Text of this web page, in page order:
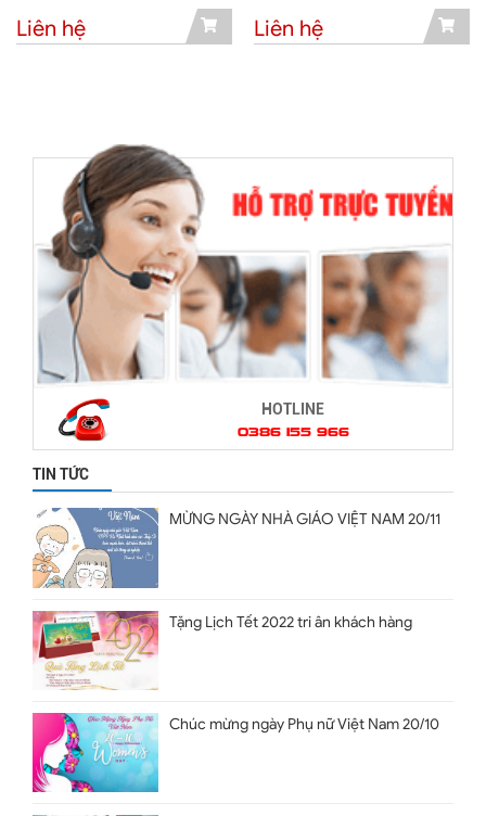
HOTLINE
0386 155 966
TIN TỨC
MỪNG NGÀY NHÀ GIÁO VIỆT NAM 20/11
Tặng Lịch Tết 2022 tri ân khách hàng
Chúc mừng ngày Phụ nữ Việt Nam 20/10
Liên hệ Liên hệ